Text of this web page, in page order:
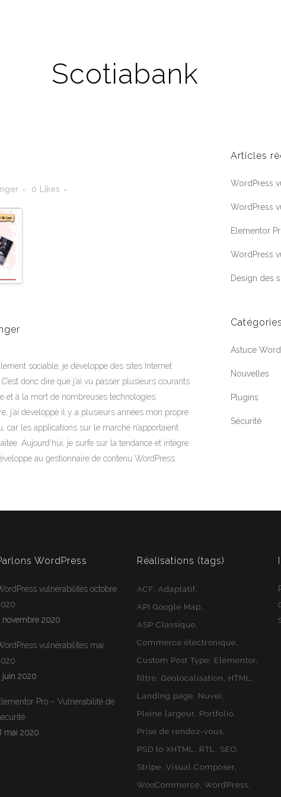
Scotiabank
0 Likes
sociable, je développe des sites Internet
donc dire que j’ai vu passer plusieurs courants
et à la mort de nombreuses technologies.
j’ai développé il y a plusieurs années mon propre
car les applications sur le marché n’apportaient
Aujourd’hui, je surfe sur la tendance et intègre
au gestionnaire de contenu WordPress.
Articles
WordPress
WordPress
Elementor
WordPress
Design des
Catégories
Astuce
Nouvelles
Plugins
Sécurité
WordPress
vulnérabilités octobre
novembre 2020
vulnérabilités mai
juin 2020
Pro – Vulnérabilité de
mai 2020
Réalisations (tags)
ACF Adaptatif
API Google Map
ASP Classique
Commerce électronique
Custom Post Type
Elementor
filtre Géolocalisation
HTML
Landing page
Nuvei
Pleine largeur Portfolio
Prise de rendez-vous
PSD to XHTML
RTL
SEO
Stripe Visual Composer
WooCommerce WordPress